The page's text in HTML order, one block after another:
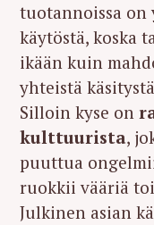
tuotannoissa on
käytöstä, koska
ikään kuin
yhteistä
Silloin kyse on
kulttuurista,
puuttua
ruokkii vääriä
Julkinen asian